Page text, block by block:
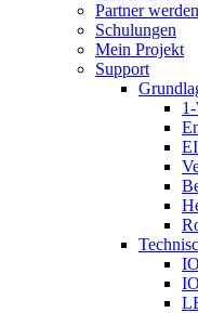
Partner werden
Schulungen
Mein Projekt
Support